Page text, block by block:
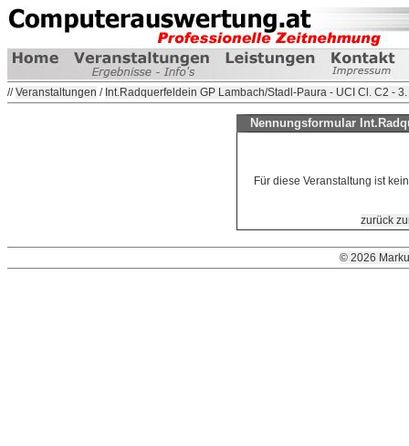
//Veranstaltungen / Int.Radquerfeldein GP Lambach/Stadl-Paura - UCI Cl. C2 -
Nennungsformular
Für diese Veranstaltung ist
zurück
© 2026